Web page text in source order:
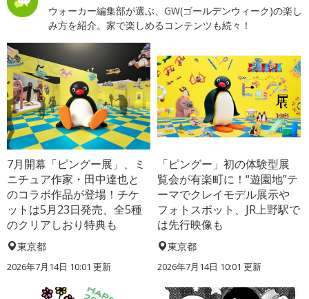
ウォーカー編集部が選ぶ、GW(ゴールデンウィーク)の楽し
み方を紹介。家で楽しめるコンテンツも続々！
7月開幕「ピングー展」、ミ
ニチュア作家・田中達也と
のコラボ作品が登場！チケ
ットは5月23日発売、全5種
のクリアしおり特典も
東京都
2026年7月14日 10:01 更新
「ピングー」初の体験型展
覧会が有楽町に！“遊園地”テ
ーマでクレイモデル展示や
フォトスポット、JR上野駅で
は先行映像も
東京都
2026年7月14日 10:01 更新